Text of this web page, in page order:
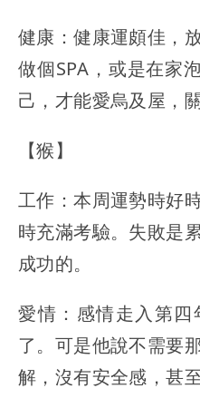
健康：健康運頗佳，
做個SPA，或是在家
己，才能愛烏及屋，關
【猴】
工作：本周運勢時好
時充滿考驗。失敗是
成功的。
愛情：感情走入第
了。可是他說不需要
解，沒有安全感，甚至